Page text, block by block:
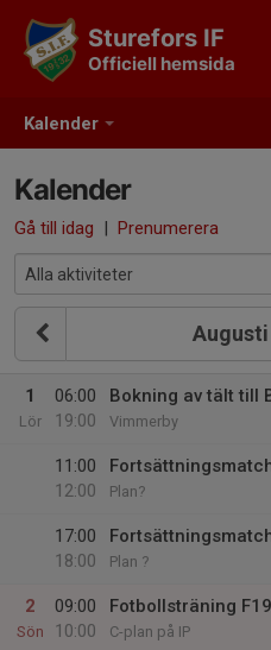
Kalender
Sturefors IF
Officiell hemsida
Kalender
Gå till idag | Prenumerera
Augusti
1
Lör
06:00
19:00
Bokning av tält till
Vimmerby
11:00
12:00
Plan?
17:00
18:00
Plan ?
2
Sön
09:00
10:00
Fotbollsträning F19
C-plan på IP